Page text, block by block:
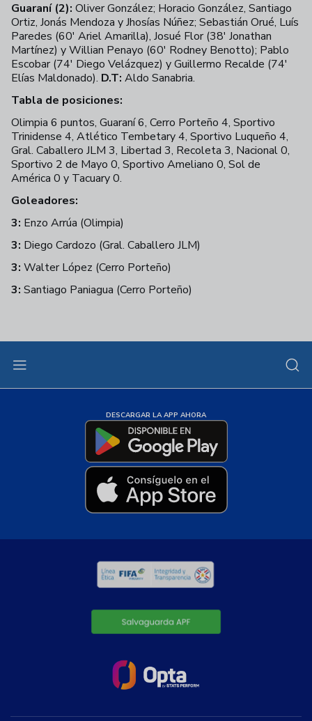
Guaraní (2): Oliver González; Horacio González, Santiago
Ortiz, Jonás Mendoza y Jhosías Núñez; Sebastián Orué, Luís
Paredes (60' Ariel Amarilla), Josué Flor (38' Jonathan
Martínez) y Willian Penayo (60' Rodney Benotto); Pablo
Escobar (74' Diego Velázquez) y Guillermo Recalde (74'
Elías Maldonado). D.T: Aldo Sanabria.
Tabla de posiciones:
Olimpia 6 puntos, Guaraní 6, Cerro Porteño 4, Sportivo
Trinidense 4, Atlético Tembetary 4, Sportivo Luqueño 4,
Gral. Caballero JLM 3, Libertad 3, Recoleta 3, Nacional 0,
Sportivo 2 de Mayo 0, Sportivo Ameliano 0, Sol de
América 0 y Tacuary 0.
Goleadores:
3: Enzo Arrúa (Olimpia)
3: Diego Cardozo (Gral. Caballero JLM)
3: Walter López (Cerro Porteño)
3: Santiago Paniagua (Cerro Porteño)
DESCARGAR LA APP AHORA